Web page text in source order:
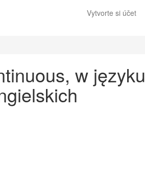
Vytvorte si účet
w języku